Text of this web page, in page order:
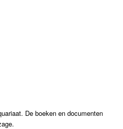
De boeken en documenten